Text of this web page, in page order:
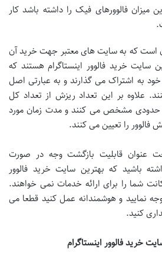
میزان فالوورهای فیک را داشته باشد کار
است که به سایت های معتبر جهت خرید آن
سایت خرید فالوور اینستاگرام هستند که
به اشتراک می گذارند و به عبارتی اصل
علاوه بر این تعداد ریزش از تعداد کل
حدودی مشخص می کنند و مدت زمان مورد
فالوور را تعیین می کنند.
عنوان قابلیت بازگشت وجه در صورت
باشید که بهترین سایت خرید فالوور
شما را برای ارائه خدمات نمی خواهند.
نمایید و هوشمندانه عمل کنید قطعا می
کنید.
خرید فالوور اینستاگرام